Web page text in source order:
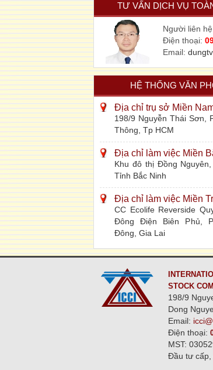
TƯ VẤN DỊCH VỤ
Người liên
Điện thoại:
Email:
HỆ THỐNG VĂN
Địa chỉ trụ sở Miền
198/9 Nguyễn Thái Sơn,
Thông, Tp HCM
Địa chỉ làm việc Miền
Khu đô thị Đồng
Tỉnh Bắc Ninh
Địa chỉ làm việc Miền
CC Ecolife Reverside
Đông Điện Biên Phủ,
Đông, Gia Lai
STOCK
198/9
Dong
Email:
Điện thoại:
MST:
Đầu tư cấp,